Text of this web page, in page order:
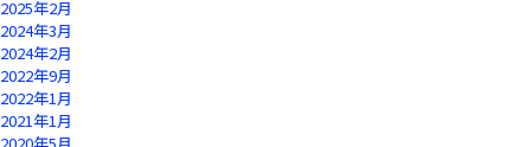
2025年2月
2024年3月
2024年2月
2022年9月
2022年1月
2021年1月